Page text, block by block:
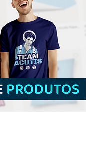
Isabel Cristina Mrad
| Download Grátis
Colorida sem
em PNG